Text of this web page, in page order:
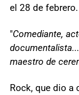
el 28 de febrero.
"Comediante,
maestro de
Rock, que dio a